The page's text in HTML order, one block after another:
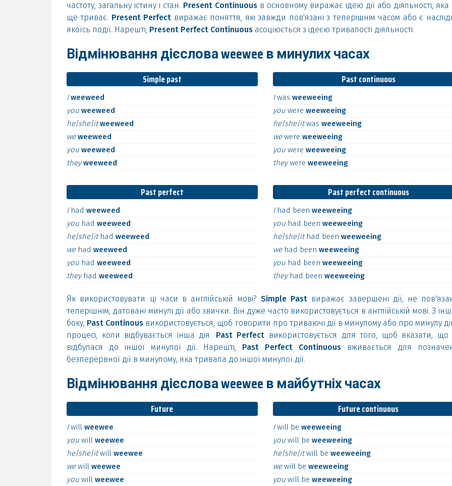
частоту, загальну істину і стан. Present Continuousв основному виражає ідею дії або діяльності, яка
ще триває. Present Perfect виражає поняття, які завжди пов'язані з теперішнім часом або є
якоїсь події. Нарешті, Present Perfect Continuous асоціюється з ідеєю тривалості діяльності.
Відмінювання дієслова weewee в минулих часах
Simple past
Iweeweed
you weeweed
he|she|itweeweed
weweeweed
you weeweed
theyweeweed
Past continuous
Iwas weeweeing
you were weeweeing
he|she|itwas weeweeing
wewere weeweeing
you were weeweeing
theywere weeweeing
Past perfect
I had weeweed
you had weeweed
he|she|it had weeweed
we had weeweed
you had weeweed
they had weeweed
Past perfect continuous
I had been weeweeing
you had been weeweeing
he|she|it had been weeweeing
we had been weeweeing
you had been weeweeing
they had been weeweeing
Як використовувати ці часи в англійській мові? Simple Past виражає завершені дії, не
теперішнім, датовані минулі дії або звички. Він дуже часто використовується в англійській мові. З
боку, Past Continous використовується, щоб говорити про триваючі дії в минулому або про минулу
процесі, коли відбувається інша дія. Past Perfect використовується для того, щоб вказати, що
відбулася до іншої минулої дії. Нарешті, Past Perfect Continuousвживається для
безперервної дії в минулому, яка тривала до іншої минулої дії.
Відмінювання дієслова weewee в майбутніх часах
Future
Iwill weewee
you will weewee
he|she|itwill weewee
wewill weewee
you will weewee
Future continuous
Iwill be weeweeing
you will be weeweeing
he|she|itwill be weeweeing
wewill be weeweeing
you will be weeweeing